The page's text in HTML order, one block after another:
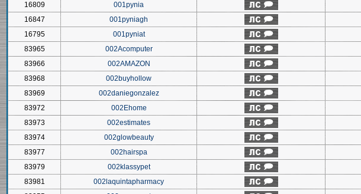
16809
001pynia
16847
001pyniagh
16795
001pyniat
83965
002Acomputer
83966
002AMAZON
83968
002buyhollow
83969
002daniegonzalez
83972
002Ehome
83973
002estimates
83974
002glowbeauty
83977
002hairspa
83979
002klassypet
83981
002laquintapharmacy